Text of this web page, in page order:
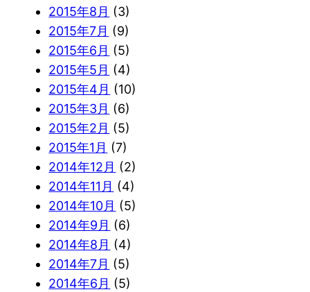
2015年8月 (3)
2015年7月 (9)
2015年6月 (5)
2015年5月 (4)
2015年4月 (10)
2015年3月 (6)
2015年2月 (5)
2015年1月 (7)
2014年12月 (2)
2014年11月 (4)
2014年10月 (5)
2014年9月 (6)
2014年8月 (4)
2014年7月 (5)
2014年6月 (5)